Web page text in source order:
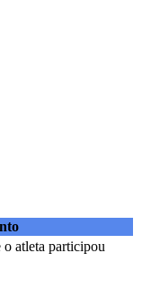
atleta participou